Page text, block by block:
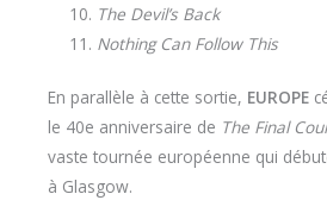
The Devil’s Back
Nothing Can Follow This
En parallèle à cette sortie, EUROPE
le 40e anniversaire de The Final
vaste tournée européenne qui
à Glasgow.